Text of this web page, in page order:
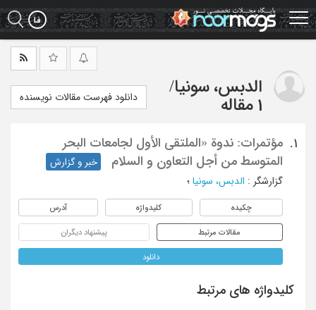
Skip
to
main
الدبس، سونیا/
1 مقاله
دانلود فهرست مقالات نویسنده
1.
مؤتمرات: ندوة «الملتقی الأول لجامعات البحر
المتوسط من أجل التعاون و السلام
خبر و گزارش
گزارشگر : الدبس، سونیا ؛
چکیده کلیدواژه آدرس
مقالات مرتبط پیشنهاد دیگران
دانلود
کلیدواژه های مرتبط